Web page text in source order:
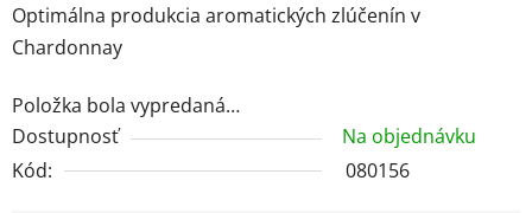
Optimálna produkcia aromatických zlúčenín v
Chardonnay
Položka bola vypredaná…
Dostupnosť
Na objednávku
Kód:
080156